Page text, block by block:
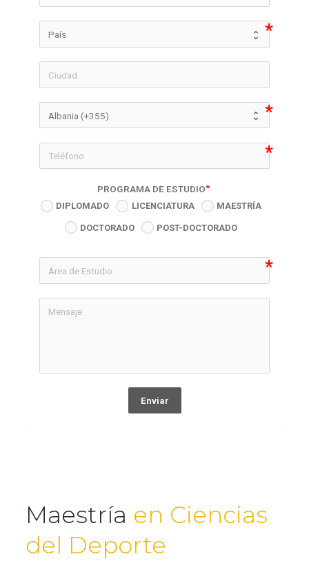
icon-
PROGRAMA DE ESTUDIO
DIPLOMADO LICENCIATURA MAESTRÍA
DOCTORADO POST-DOCTORADO
Enviar
Maestría en Ciencias
del Deporte